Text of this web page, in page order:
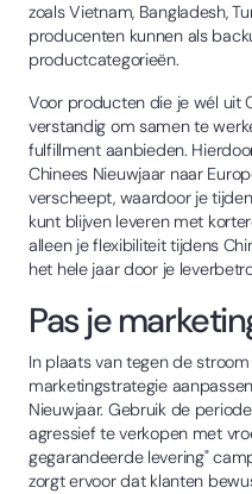
zoals Vietnam, Bangladesh,
producenten kunnen als
productcategorieën.
Voor producten die je wél uit
verstandig om samen te
fulfillment aanbieden.
Chinees Nieuwjaar naar
verscheept, waardoor je
kunt blijven leveren met
alleen je flexibiliteit tijdens
het hele jaar door je
Pas je
In plaats van tegen de
marketingstrategie
Nieuwjaar. Gebruik de
agressief te verkopen met
gegarandeerde levering"
zorgt ervoor dat klanten